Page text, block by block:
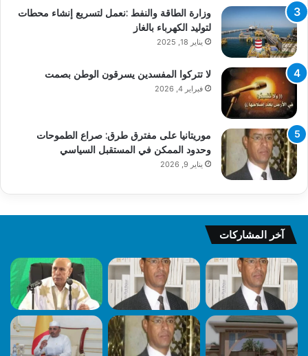
وزارة الطاقة والنفط :نعمل لتسريع إنشاء محطات
لتوليد الكهرباء بالغاز
يناير 18, 2025
لا تتركوا المفسدين يسرقون الوطن بصمت
فبراير 4, 2026
موريتانيا على مفترق طرق: صراع الطموحات
وحدود الممكن في المستقبل السياسي
يناير 9, 2026
آخر المشاركات